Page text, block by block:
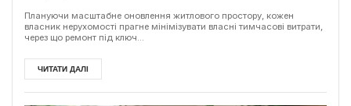
Плануючи масштабне оновлення житлового простору, кожен
власник нерухомості прагне мінімізувати власні тимчасові витрати,
через що ремонт під ключ...
ЧИТАТИ ДАЛІ